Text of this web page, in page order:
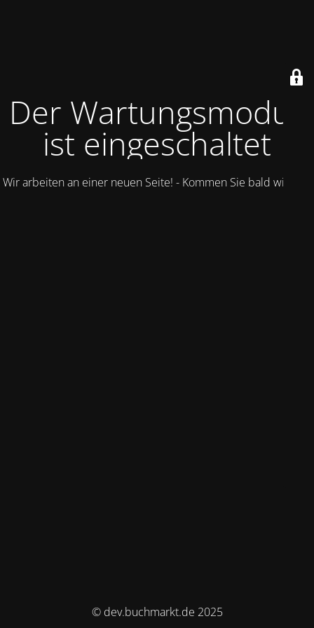
Der Wartungsmodus
ist eingeschaltet
Wir arbeiten an einer neuen Seite! - Kommen Sie bald wieder.
© dev.buchmarkt.de 2025